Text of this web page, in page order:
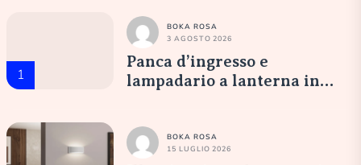
1
BOKA ROSA
3 AGOSTO 2026
Panca d’ingresso e
lampadario a lanterna in
BOKA ROSA
15 LUGLIO 2026